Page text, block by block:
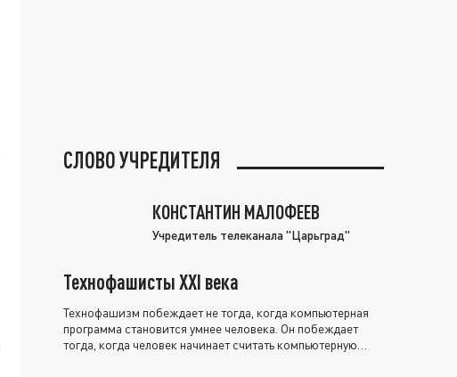
СЛОВО УЧРЕДИТЕЛЯ
КОНСТАНТИН МАЛОФЕЕВ
Учредитель телеканала "Царьград"
Технофашисты XXI века
Технофашизм побеждает не тогда, когда компьютерная
программа становится умнее человека. Он побеждает
тогда, когда человек начинает считать компьютерную